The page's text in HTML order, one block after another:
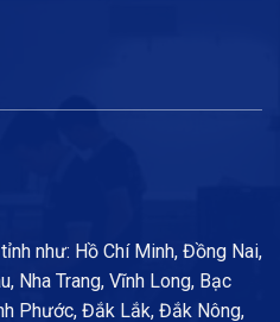
như: Hồ Chí Minh, Đồng Nai,
Nha Trang, Vĩnh Long, Bạc
Phước, Đắk Lắk, Đắk Nông,